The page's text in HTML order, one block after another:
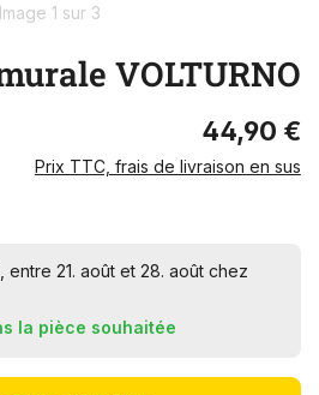
Image 1 sur 3
VOLTURNO
44,90 €
Prix TTC, frais de livraison en sus
entre 21. août et 28. août chez
la pièce souhaitée